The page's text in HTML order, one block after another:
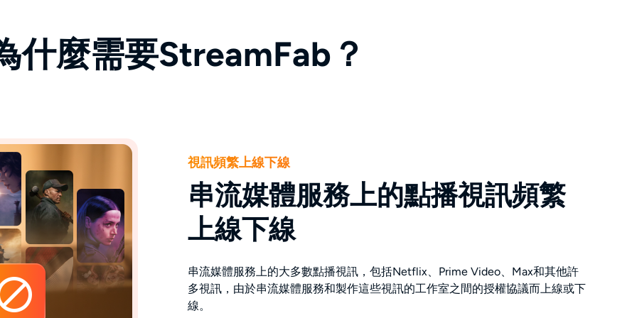
什麼需要StreamFab？
視訊頻繁上線下線
串流媒體服務上的點播視訊頻繁
上線下線
串流媒體服務上的大多數點播視訊，包括Netflix、Prime Video、Max和其他許
多視訊，由於串流媒體服務和製作這些視訊的工作室之間的授權協議而上線或下
線。